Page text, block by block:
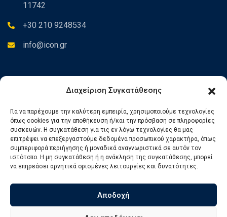
Διαχείριση Συγκατάθεσης
Για να παρέχουμε την καλύτερη εμπειρία, χρησιμοποιούμε τεχνολογίες
όπως cookies για την αποθήκευση ή/και την πρόσβαση σε πληροφορίες
συσκευών. Η συγκατάθεση για τις εν λόγω τεχνολογίες θα μας
επιτρέψει να επεξεργαστούμε δεδομένα προσωπικού χαρακτήρα, όπως
συμπεριφορά περιήγησης ή μοναδικά αναγνωριστικά σε αυτόν τον
ιστότοπο. Η μη συγκατάθεση ή η ανάκληση της συγκατάθεσης, μπορεί
να επηρεάσει αρνητικά ορισμένες λειτουργίες και δυνατότητες.
Αποδοχή
11742
+30 210 9248534
info@icon.gr
Εγγραφείτε στο Newsletter για να ενημερώνεστε για τα νέα
μας.